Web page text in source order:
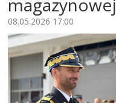
magazynowej
08.05.2026 17:00